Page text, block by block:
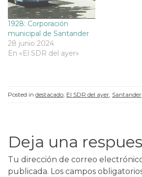
1928: Corporación
municipal de Santander
28 junio 2024
En «El SDR del ayer»
Posted in destacado, El SDR del ayer, Santander
Deja una
Tu dirección de correo
publicada. Los campos